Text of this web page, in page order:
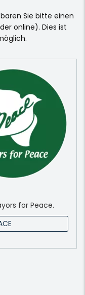
Sie bitte einen
online). Dies ist
for Peace.